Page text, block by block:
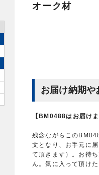
オーク材
お届け納期や
【BM0488はお届け
残念ながらこの
文となり、お手元に
て頂きます）。お待
ん。気に入って頂け